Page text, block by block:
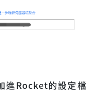
進Rocket的設定檔